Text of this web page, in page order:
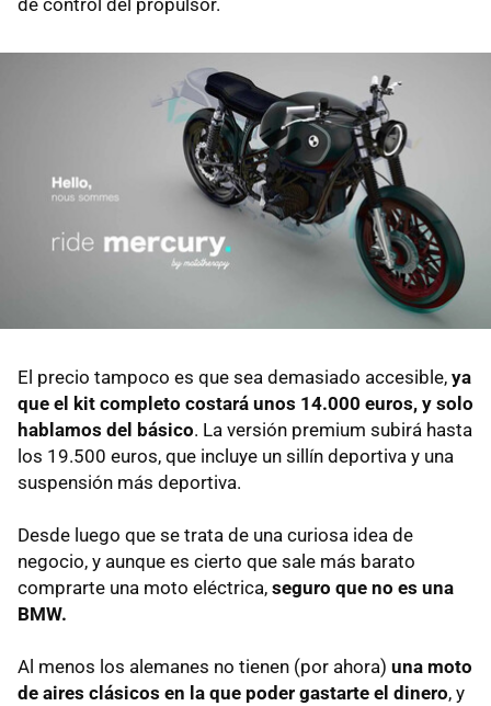
de control del propulsor.
El precio tampoco es que sea demasiado accesible, ya
que el kit completo costará unos 14.000 euros, y solo
hablamos del básico. La versión premium subirá hasta
los 19.500 euros, que incluye un sillín deportiva y una
suspensión más deportiva.
Desde luego que se trata de una curiosa idea de
negocio, y aunque es cierto que sale más barato
comprarte una moto eléctrica, seguro que no es una
BMW.
Al menos los alemanes no tienen (por ahora) una moto
de aires clásicos en la que poder gastarte el dinero, y